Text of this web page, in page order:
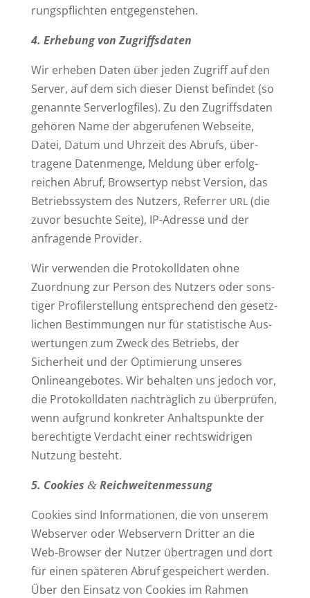
rungs­pflichten entgegenstehen.
4. Erhebung von Zugriffsdaten
Wir erheben Daten über jeden Zugriff auf den
Server, auf dem sich dieser Dienst befindet (so
genannte Ser­ver­log­files). Zu den Zugriffs­daten
gehören Name der abge­ru­fenen Web­seite,
Datei, Datum und Uhrzeit des Abrufs, über­
tragene Daten­menge, Meldung über erfolg­
reichen Abruf, Brow­sertyp nebst Version, das
Betriebs­system des Nutzers, Referrer URL(die
zuvor besuchte Seite), IP-Adresse und der
anfra­gende Provider.
Wir ver­wenden die Pro­to­koll­daten ohne
Zuordnung zur Person des Nutzers oder sons­
tiger Pro­fi­ler­stellung ent­spre­chend den gesetz­
lichen Bestim­mungen nur für sta­tis­tische Aus­
wer­tungen zum Zweck des Betriebs, der
Sicherheit und der Opti­mierung unseres
Online­an­ge­botes. Wir behalten uns jedoch vor,
die Pro­to­koll­daten nach­träglich zu über­prüfen,
wenn auf­grund kon­kreter Anhalts­punkte der
berech­tigte Ver­dacht einer rechts­wid­rigen
Nutzung besteht.
5. Cookies &Reichweitenmessung
Cookies sind Infor­ma­tionen, die von unserem
Web­server oder Web­servern Dritter an die
Web-Browser der Nutzer über­tragen und dort
für einen spä­teren Abruf gespei­chert werden.
Über den Einsatz von Cookies im Rahmen